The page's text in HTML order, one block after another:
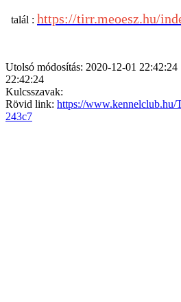
talál : https://tirr.meoesz.hu/
Utolsó módosítás: 2020-12-01 22:42:24
22:42:24
Kulcsszavak:
Rövid link: https://www.kennelclub.hu/
243c7